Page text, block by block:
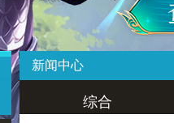
新闻中心
综合